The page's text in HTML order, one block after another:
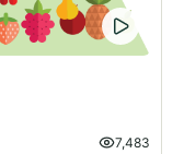
7,483